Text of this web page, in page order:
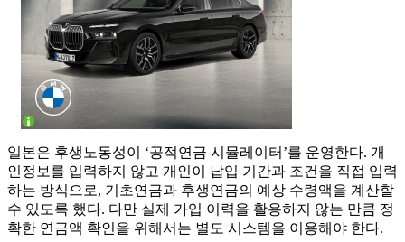
일본은 후생노동성이 ‘공적연금 시뮬레이터’를 운영한다. 개
인정보를 입력하지 않고 개인이 납입 기간과 조건을 직접 입력
하는 방식으로, 기초연금과 후생연금의 예상 수령액을 계산할
수 있도록 했다. 다만 실제 가입 이력을 활용하지 않는 만큼 정
확한 연금액 확인을 위해서는 별도 시스템을 이용해야 한다.